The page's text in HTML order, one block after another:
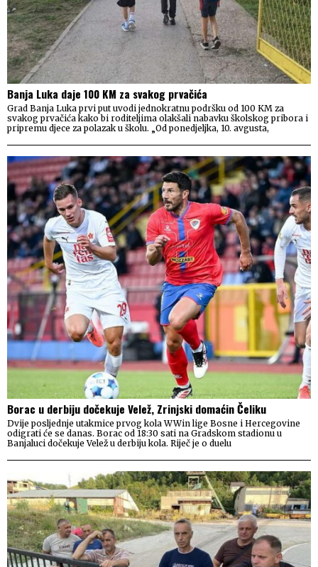
Banja Luka daje 100 KM za svakog prvačića
Grad Banja Luka prvi put uvodi jednokratnu podršku od 100 KM za
svakog prvačića kako bi roditeljima olakšali nabavku školskog pribora i
pripremu djece za polazak u školu. „Od ponedjeljka, 10. avgusta,
Borac u derbiju dočekuje Velež, Zrinjski domaćin Čeliku
Dvije posljednje utakmice prvog kola WWin lige Bosne i Hercegovine
odigrati će se danas. Borac od 18:30 sati na Gradskom stadionu u
Banjaluci dočekuje Velež u derbiju kola. Riječ je o duelu